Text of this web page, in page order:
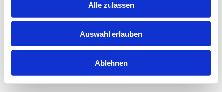
Alle zulassen
Auswahl erlauben
Ablehnen